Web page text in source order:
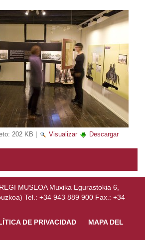
202 KB Visualizar Descargar
MUSEOA Muxika Egurastokia 6,
Tel.: +34 943 889 900 Fax.: +34
DE PRIVACIDAD
MAPA DEL